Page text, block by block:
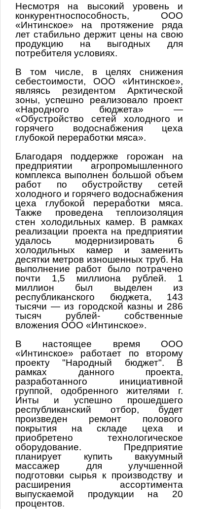
Несмотря на высокий уровень и
конкурентноспособность, ООО
«Интинское» на протяжение ряда
лет стабильно держит цены на свою
продукцию на выгодных для
потребителя условиях.
В том числе, в целях снижения
себестоимости, ООО «Интинское»,
являясь резидентом Арктической
зоны, успешно реализовало проект
«Народного бюджета» —
«Обустройство сетей холодного и
горячего водоснабжения цеха
глубокой переработки мяса».
Благодаря поддержке горожан на
предприятии агропромышленного
комплекса выполнен большой объем
работ по обустройству сетей
холодного и горячего водоснабжения
цеха глубокой переработки мяса.
Также проведена теплоизоляция
стен холодильных камер. В рамках
реализации проекта на предприятии
удалось модернизировать 6
холодильных камер и заменить
десятки метров изношенных труб. На
выполнение работ было потрачено
почти 1,5 миллиона рублей. 1
миллион был выделен из
республиканского бюджета, 143
тысячи — из городской казны и 286
тысяч рублей- собственные
вложения ООО «Интинское».
В настоящее время ООО
«Интинское» работает по второму
проекту "Народный бюджет". В
рамках данного проекта,
разработанного инициативной
группой, одобренного жителями г.
Инты и успешно прошедшего
республиканский отбор, будет
произведен ремонт полового
покрытия на складе цеха и
приобретено технологическое
оборудование. Предприятие
планирует купить вакуумный
массажер для улучшенной
подготовки сырья к производству и
расширения ассортимента
выпускаемой продукции на 20
процентов.